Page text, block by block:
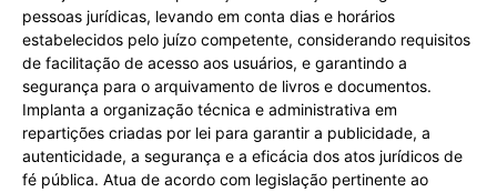
pessoas jurídicas, levando em conta dias e horários
estabelecidos pelo juízo competente, considerando requisitos
de facilitação de acesso aos usuários, e garantindo a
segurança para o arquivamento de livros e documentos.
Implanta a organização técnica e administrativa em
repartições criadas por lei para garantir a publicidade, a
autenticidade, a segurança e a eficácia dos atos jurídicos de
fé pública. Atua de acordo com legislação pertinente ao